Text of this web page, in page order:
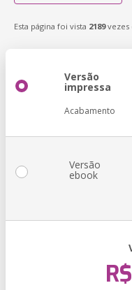
Esta página foi vista 2189vezes
Versão
impressa
Acabamento
Versão
ebook